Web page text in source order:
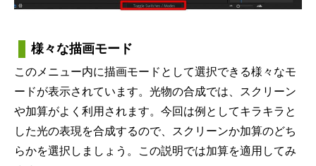
様々な描画モード
このメニュー内に描画モードとして選択できる様々なモ
ードが表示されています。光物の合成では、スクリーン
や加算がよく利用されます。今回は例としてキラキラと
した光の表現を合成するので、スクリーンか加算のどち
らかを選択しましょう。この説明では加算を適用してみ